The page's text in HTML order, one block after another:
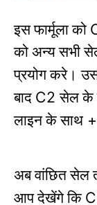
इस फार्मूला को
को अन्य सभी
प्रयोग करे।
बाद C2सेल के
लाइन के साथ
अब वांछित सेल
आप देखेंगे कि